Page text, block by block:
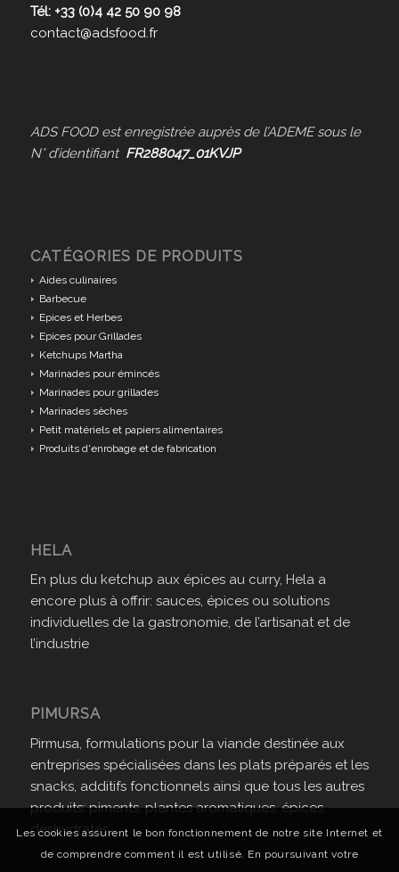
Tél: +33 (0)4 42 50 90 98
contact@adsfood.fr
ADS FOOD est enregistrée auprès de l’ADEME sous le
N° d’identifiant FR288047_01KVJP
CATÉGORIES DE PRODUITS
Aides culinaires
Barbecue
Epices et Herbes
Epices pour Grillades
Ketchups Martha
Marinades pour émincés
Marinades pour grillades
Marinades sèches
Petit matériels et papiers alimentaires
Produits d'enrobage et de fabrication
HELA
En plus du ketchup aux épices au curry, Hela a
encore plus à offrir: sauces, épices ou solutions
individuelles de la gastronomie, de l’artisanat et de
l’industrie
PIMURSA
Pirmusa, formulations pour la viande destinée aux
entreprises spécialisées dans les plats préparés et les
snacks, additifs fonctionnels ainsi que tous les autres
produits: piments, plantes aromatiques, épices,
déshydratés.
Les cookies assurent le bon fonctionnement de notre site Internet et
de comprendre comment il est utilisé. En poursuivant votre